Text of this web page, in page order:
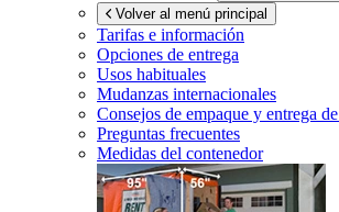
Volver al menú principal
Tarifas e información
Opciones de entrega
Usos habituales
Mudanzas internacionales
Consejos de empaque y entrega de
Preguntas frecuentes
Medidas del contenedor